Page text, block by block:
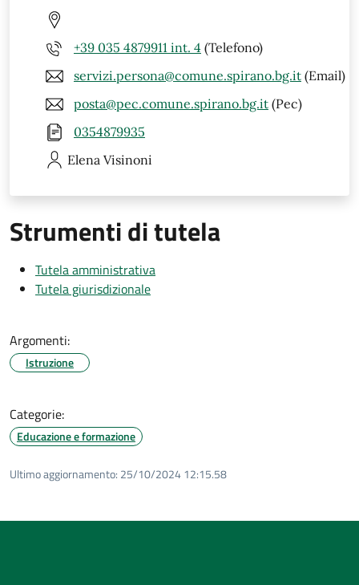
+39 035 4879911 int. 4 (Telefono)
servizi.persona@comune.spirano.bg.it (Email)
posta@pec.comune.spirano.bg.it (Pec)
0354879935
Elena Visinoni
Strumenti di tutela
Tutela amministrativa
Tutela giurisdizionale
Argomenti:
Istruzione
Categorie:
Educazione e formazione
Ultimo aggiornamento: 25/10/2024 12:15.58